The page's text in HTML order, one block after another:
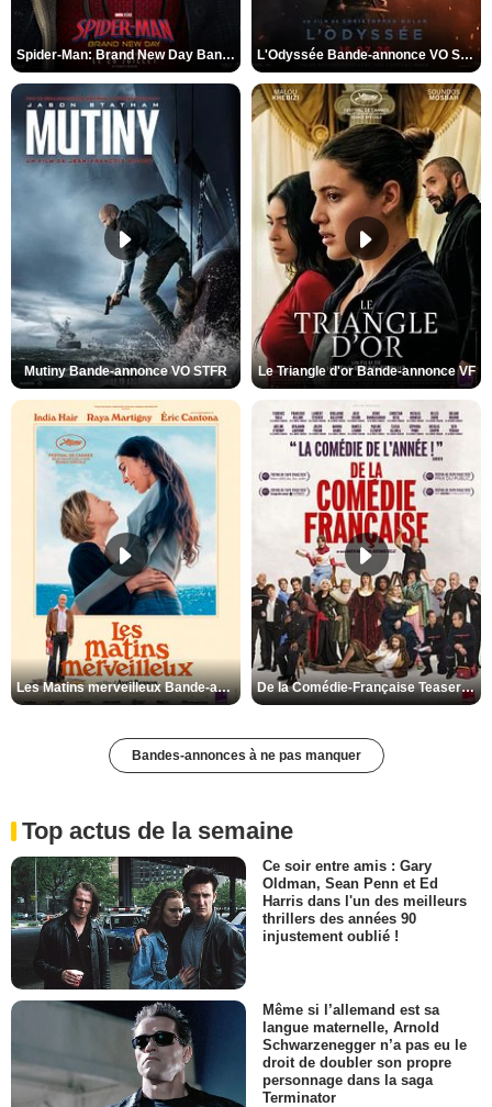
Spider-Man: Brand New Day Bande-annonce VO STFR L'Odyssée Bande-annonce VO STFR
Mutiny Bande-annonce VO STFR Le Triangle d'or Bande-annonce VF
Les Matins merveilleux Bande-annonce VF De la Comédie-Française Teaser VF
Bandes-annonces à ne pas manquer
Top actus de la semaine
Ce soir entre amis : Gary
Oldman, Sean Penn et Ed
Harris dans l'un des meilleurs
thrillers des années 90
injustement oublié !
Même si l’allemand est sa
langue maternelle, Arnold
Schwarzenegger n’a pas eu le
droit de doubler son propre
personnage dans la saga
Terminator